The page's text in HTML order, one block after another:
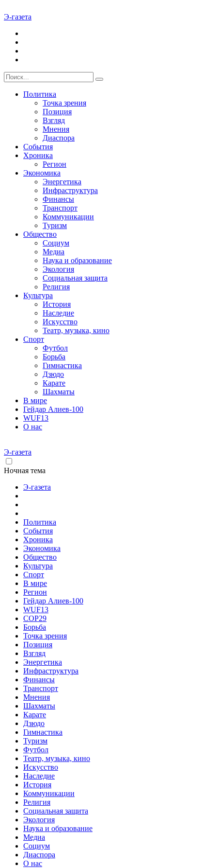
Э-газета
Политика
Точка зрения
Позиция
Взгляд
Мнения
Диаспора
События
Хроника
Регион
Экономика
Энергетика
Инфраструктура
Финансы
Транспорт
Коммуникации
Туризм
Общество
Социум
Медиа
Наука и образование
Экология
Социальная защита
Религия
Культура
История
Наследие
Искусство
Театр, музыка, кино
Спорт
Футбол
Борьба
Гимнастика
Дзюдо
Карате
Шахматы
В мире
Гейдар Алиев-100
WUF13
О нас
Э-газета
Ночная тема
Э-газета
Политика
События
Хроника
Экономика
Общество
Культура
Спорт
В мире
Регион
Гейдар Алиев-100
WUF13
COP29
Борьба
Точка зрения
Позиция
Взгляд
Энергетика
Инфраструктура
Финансы
Транспорт
Мнения
Шахматы
Карате
Дзюдо
Гимнастика
Туризм
Футбол
Театр, музыка, кино
Искусство
Наследие
История
Коммуникации
Религия
Социальная защита
Экология
Наука и образование
Медиа
Социум
Диаспора
О нас